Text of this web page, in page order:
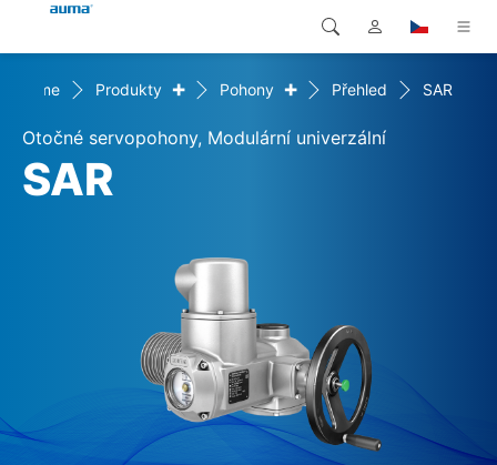
Produkty
Řešení
Global
Evropa
Severní Amerika
Vyhledávání
Home Produkty + Pohony + Přehled SAR
Otočné servopohony, Modulární univerzální
SAR